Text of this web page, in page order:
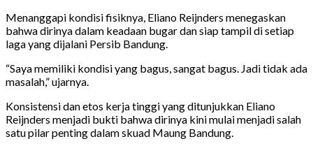
Menanggapi kondisi fisiknya, Eliano Reijnders menegaskan
bahwa dirinya dalam keadaan bugar dan siap tampil di setiap
laga yang dijalani Persib Bandung.
“Saya memiliki kondisi yang bagus, sangat bagus. Jadi tidak ada
masalah,” ujarnya.
Konsistensi dan etos kerja tinggi yang ditunjukkan Eliano
Reijnders menjadi bukti bahwa dirinya kini mulai menjadi salah
satu pilar penting dalam skuad Maung Bandung.